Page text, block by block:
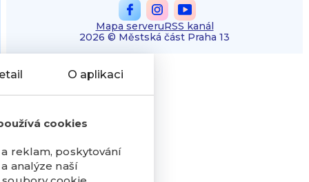
2026 © Městská část Praha 13
Mapa serveruRSS kanál